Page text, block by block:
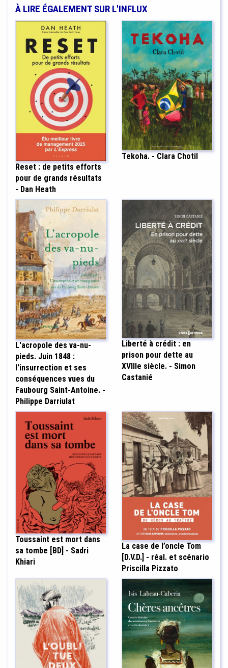
À LIRE ÉGALEMENT SUR L'INFLUX
Reset : de petits efforts
pour de grands résultats
- Dan Heath
Tekoha. - Clara Chotil
L'acropole des va-nu-
pieds. Juin 1848 :
l'insurrection et ses
conséquences vues du
Faubourg Saint-Antoine. -
Philippe Darriulat
Liberté à crédit : en
prison pour dette au
XVIIIe siècle. - Simon
Castanié
Toussaint est mort dans
sa tombe [BD] - Sadri
Khiari
La case de l’oncle Tom
[D.V.D.] - réal. et scénario
Priscilla Pizzato